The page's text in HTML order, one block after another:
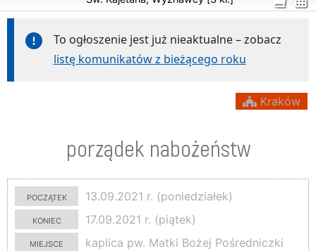
To ogłoszenie jest już nieaktualne – zobacz
listę komunikatów z bieżącego roku
Kraków
porządek nabożeństw
początek
13.09.2021 r. (poniedziałek)
koniec
17.09.2021 r. (piątek)
miejsce
kaplica pw. Matki Bożej Pośredniczki